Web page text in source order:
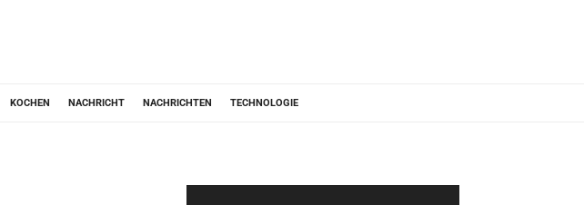
KOCHEN NACHRICHT NACHRICHTEN TECHNOLOGIE